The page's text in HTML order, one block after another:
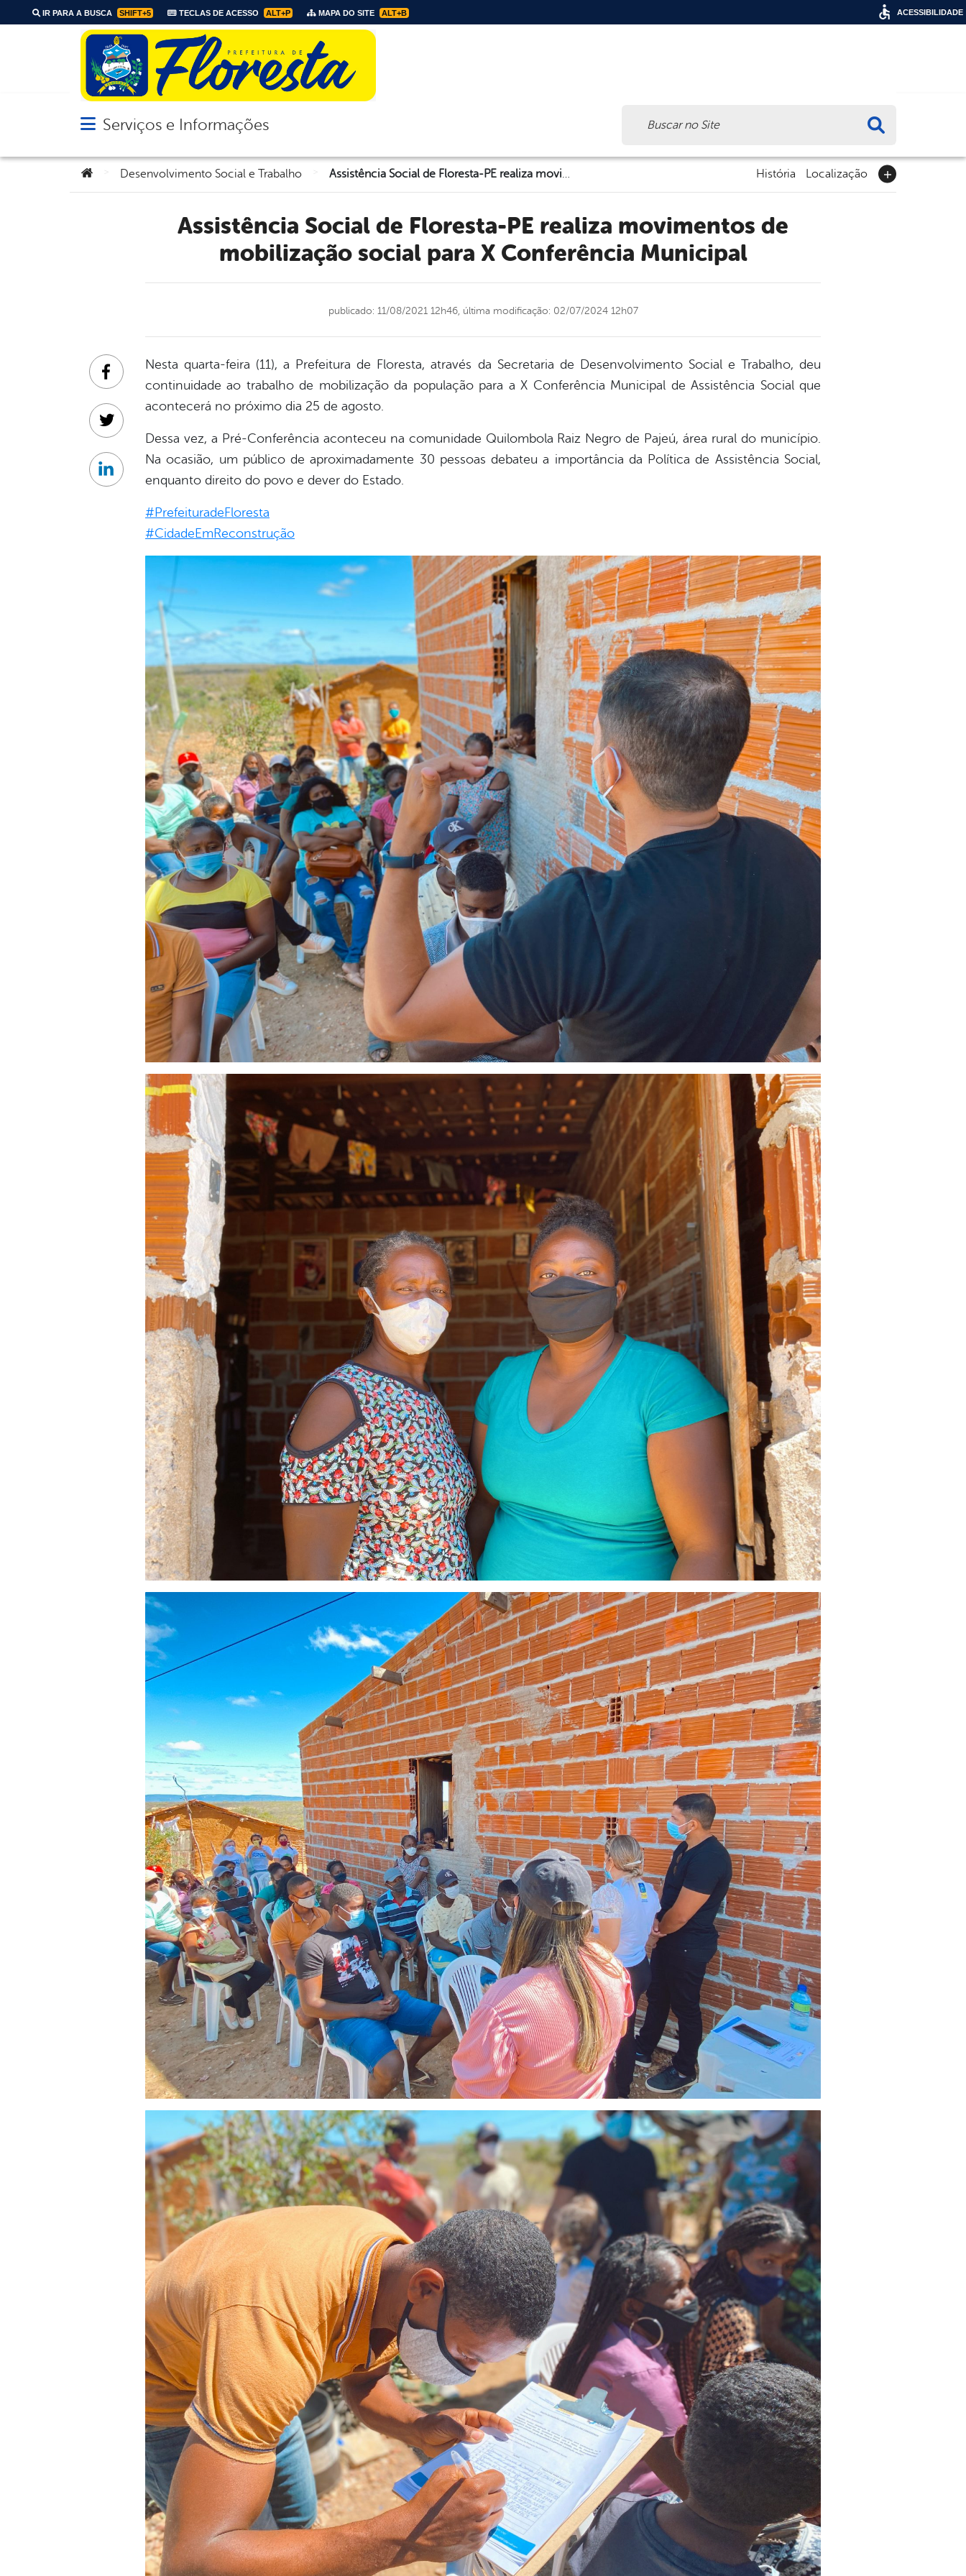
IR PARA A BUSCA SHIFT+5 TECLAS DE ACESSO ALT+P MAPA DO SITE ALT+B
Abrir menu principal de navegação
Serviços e Informações
Você está aqui:Desenvolvimento Social e Trabalho Assistência Social de Floresta-PE realiza movimentos de mobilização social para X Conferência Municipal História Localização
Assistência Social de Floresta-PE realiza movimentos de
mobilização social para X Conferência Municipal
publicado: 11/08/2021 12h46, última modificação: 02/07/2024 12h07
Nesta quarta-feira (11), a Prefeitura de Floresta, através da Secretaria de Desenvolvimento Social e Trabalho, deu
continuidade ao trabalho de mobilização da população para a X Conferência Municipal de Assistência Social que
acontecerá no próximo dia 25 de agosto.
Dessa vez, a Pré-Conferência aconteceu na comunidade Quilombola Raiz Negro de Pajeú, área rural do município.
Na ocasião, um público de aproximadamente 30 pessoas debateu a importância da Política de Assistência Social,
enquanto direito do povo e dever do Estado.
#PrefeituradeFloresta
#CidadeEmReconstrução
Facebook
Twitter
Linkedin
ACESSIBILIDADE